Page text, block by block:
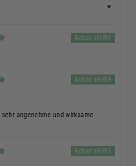
angenehme und wirksame